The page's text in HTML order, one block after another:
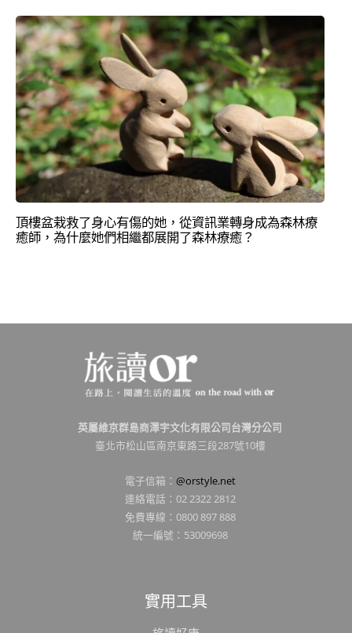
頂樓盆栽救了身心有傷的她，從資訊業轉身成為森林療
癒師，為什麼她們相繼都展開了森林療癒？
英屬維京群島商澤宇文化有限公司台灣分公司
臺北市松山區南京東路三段287號10樓
電子信箱： @orstyle.net
連絡電話：02 2322 2812
免費專線：0800 897 888
統一編號：53009698
實用工具